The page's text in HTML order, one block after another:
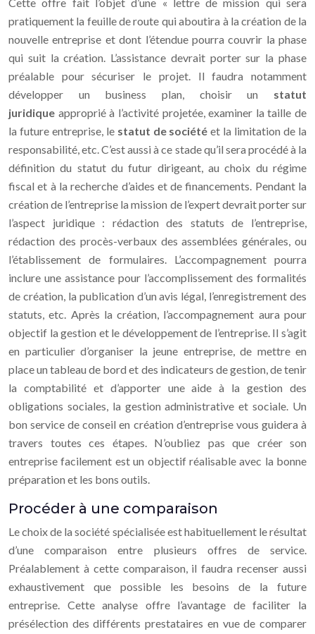
pratiquement la feuille de route qui aboutira à la création de la
nouvelle entreprise et dont l’étendue pourra couvrir la phase
qui suit la création. L’assistance devrait porter sur la phase
préalable pour sécuriser le projet. Il faudra notamment
développer un business plan, choisir un statut
juridique approprié à l’activité projetée, examiner la taille de
la future entreprise, le statut de société et la limitation de la
responsabilité, etc. C’est aussi à ce stade qu’il sera procédé à la
définition du statut du futur dirigeant, au choix du régime
fiscal et à la recherche d’aides et de financements. Pendant la
création de l’entreprise la mission de l’expert devrait porter sur
l’aspect juridique : rédaction des statuts de l’entreprise,
rédaction des procès-verbaux des assemblées générales, ou
l’établissement de formulaires. L’accompagnement pourra
inclure une assistance pour l’accomplissement des formalités
de création, la publication d’un avis légal, l’enregistrement des
statuts, etc. Après la création, l’accompagnement aura pour
objectif la gestion et le développement de l’entreprise. Il s’agit
en particulier d’organiser la jeune entreprise, de mettre en
place un tableau de bord et des indicateurs de gestion, de tenir
la comptabilité et d’apporter une aide à la gestion des
obligations sociales, la gestion administrative et sociale. Un
bon service de conseil en création d’entreprise vous guidera à
travers toutes ces étapes. N’oubliez pas que créer son
entreprise facilement est un objectif réalisable avec la bonne
préparation et les bons outils.
Procéder à une comparaison
Le choix de la société spécialisée est habituellement le résultat
d’une comparaison entre plusieurs offres de service.
Préalablement à cette comparaison, il faudra recenser aussi
exhaustivement que possible les besoins de la future
entreprise. Cette analyse offre l’avantage de faciliter la
présélection des différents prestataires en vue de comparer